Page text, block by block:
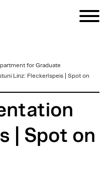
for Graduate
Linz: Fleckerlspeis | Spot on
| Spot on